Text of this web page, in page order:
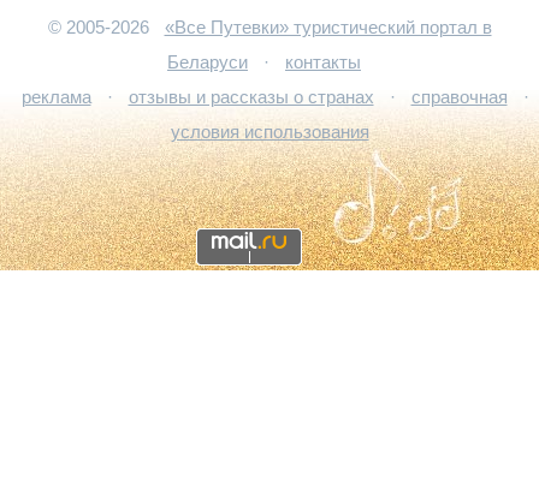
© 2005-2026
«Все Путевки» туристический портал в
Беларуси
·
контакты
реклама
· отзывы и рассказы о странах · справочная
·
условия использования